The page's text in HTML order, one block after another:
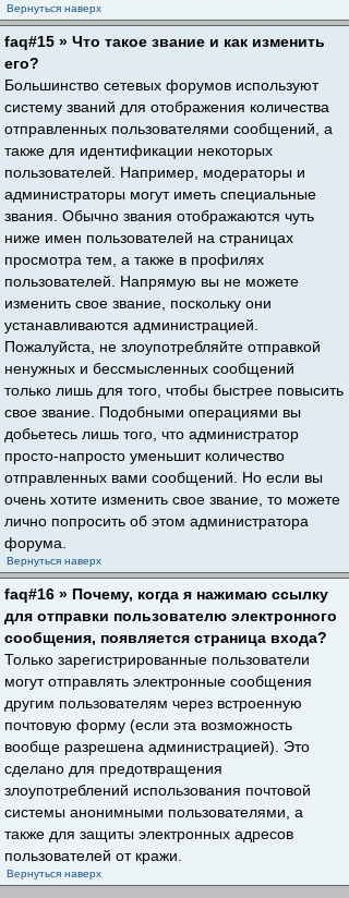
Вернуться наверх
faq#15 » Что такое звание и как изменить
его?
Большинство сетевых форумов используют
систему званий для отображения количества
отправленных пользователями сообщений, а
также для идентификации некоторых
пользователей. Например, модераторы и
администраторы могут иметь специальные
звания. Обычно звания отображаются чуть
ниже имен пользователей на страницах
просмотра тем, а также в профилях
пользователей. Напрямую вы не можете
изменить свое звание, поскольку они
устанавливаются администрацией.
Пожалуйста, не злоупотребляйте отправкой
ненужных и бессмысленных сообщений
только лишь для того, чтобы быстрее повысить
свое звание. Подобными операциями вы
добьетесь лишь того, что администратор
просто-напросто уменьшит количество
отправленных вами сообщений. Но если вы
очень хотите изменить свое звание, то можете
лично попросить об этом администратора
форума.
Вернуться наверх
faq#16 » Почему, когда я нажимаю ссылку
для отправки пользователю электронного
сообщения, появляется страница входа?
Только зарегистрированные пользователи
могут отправлять электронные сообщения
другим пользователям через встроенную
почтовую форму (если эта возможность
вообще разрешена администрацией). Это
сделано для предотвращения
злоупотреблений использования почтовой
системы анонимными пользователями, а
также для защиты электронных адресов
пользователей от кражи.
Вернуться наверх